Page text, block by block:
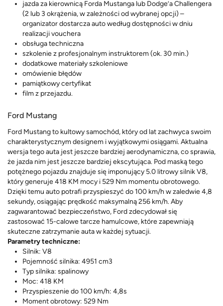
jazda za kierownicą Forda Mustanga lub Dodge’a Challengera
(2 lub 3 okrążenia, w zależności od wybranej opcji) –
organizator dostarcza auto według dostępności w dniu
realizacji vouchera
obsługa techniczna
szkolenie z profesjonalnym instruktorem (ok. 30 min.)
dodatkowe materiały szkoleniowe
omówienie błędów
pamiątkowy certyfikat
film z przejazdu.
Ford Mustang
Ford Mustang to kultowy samochód, który od lat zachwyca swoim
charakterystycznym designem i wyjątkowymi osiągami. Aktualna
wersja tego auta jest jeszcze bardziej aerodynamiczna, co sprawia,
że jazda nim jest jeszcze bardziej ekscytująca. Pod maską tego
potężnego pojazdu znajduje się imponujący 5.0 litrowy silnik V8,
który generuje 418 KM mocy i 529 Nm momentu obrotowego.
Dzięki temu auto potrafi przyspieszyć do 100 km/h w zaledwie 4,8
sekundy, osiągając prędkość maksymalną 256 km/h. Aby
zagwarantować bezpieczeństwo, Ford zdecydował się
zastosować 15-calowe tarcze hamulcowe, które zapewniają
skuteczne zatrzymanie auta w każdej sytuacji.
Parametry techniczne:
Silnik: V8
Pojemność silnika: 4951 cm3
Typ silnika: spalinowy
Moc: 418 KM
Przyspieszenie do 100 km/h: 4,8s
Moment obrotowy: 529 Nm